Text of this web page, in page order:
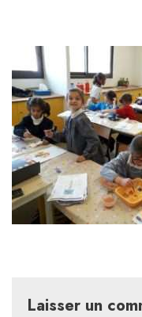
Laisser un